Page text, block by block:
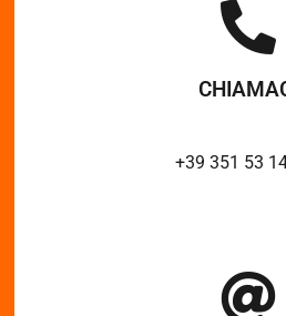
+39 351 53